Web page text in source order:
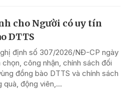
cho Người có uy tín
DTTS
định số 307/2026/NĐ-CP ngày
công nhận, chính sách đối
đồng bào DTTS và chính sách
quà, động viên,...